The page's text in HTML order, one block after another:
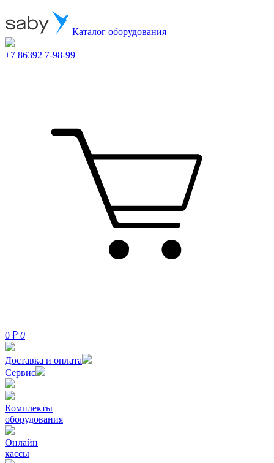
Каталог оборудования
+7 86392 7-98-99
0 ₽ 0
Доставка и оплата
Сервис
Комплекты
оборудования
Онлайн
кассы